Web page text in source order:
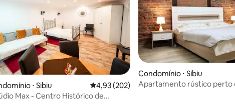
média de 5, 270 avaliações
⋅ Sibiu 4,93 de uma avaliação média de 5, 202
4,93 (202)
Max - Centro Histórico de
Condomínio ⋅ Sibiu
Apartamento rústico perto